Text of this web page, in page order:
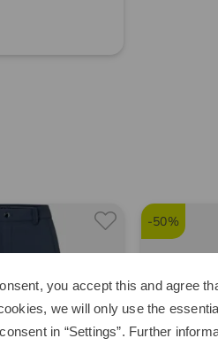
-50%
you accept this and agree
we will only use the
in “Settings”. Further